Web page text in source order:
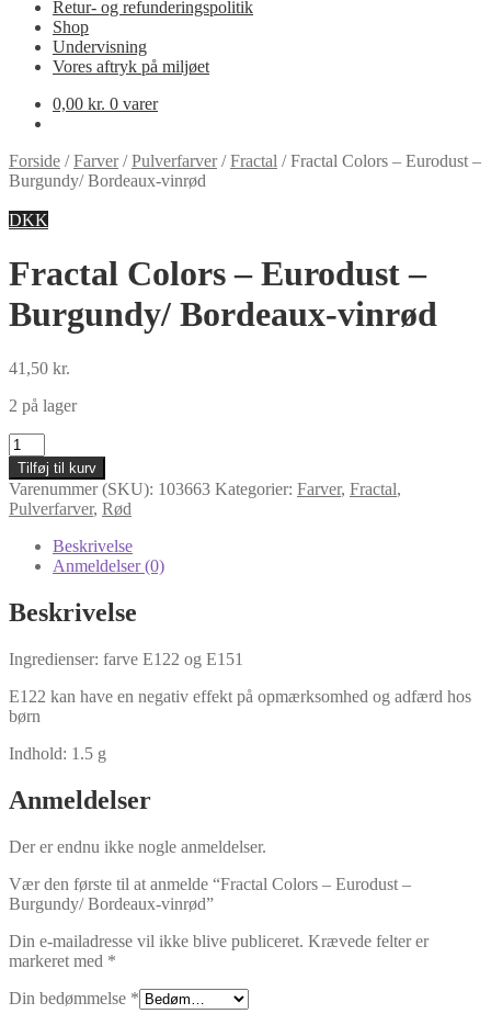
Retur- og refunderingspolitik
Shop
Undervisning
Vores aftryk på miljøet
0,00 kr. 0 varer
Forside /Farver/Pulverfarver/Fractal /Fractal Colors – Eurodust –
Burgundy/ Bordeaux-vinrød
DKK
Fractal Colors – Eurodust –
Burgundy/ Bordeaux-vinrød
41,50 kr.
2 på lager
Fractal
Colors
-
Eurodust
-
Burgundy/
Bordeaux-
antal
Tilføj til kurv
Varenummer (SKU): 103663 Kategorier: Farver, Fractal,
Pulverfarver, Rød
Beskrivelse
Anmeldelser (0)
Beskrivelse
Ingredienser: farve E122 og E151
E122 kan have en negativ effekt på opmærksomhed og adfærd hos
børn
Indhold: 1.5 g
Anmeldelser
Der er endnu ikke nogle anmeldelser.
Vær den første til at anmelde “Fractal Colors – Eurodust –
Burgundy/ Bordeaux-vinrød”
Din e-mailadresse vil ikke blive publiceret. Krævede felter er
markeret med *
Din bedømmelse *